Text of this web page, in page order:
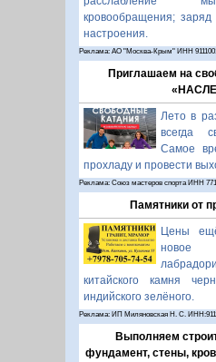
кровообращения; заряд
настроения.
Реклама: АО "Москва-Крым" ИНН
Приглашаем на
Лето в
всегда
Самое
прохладу и провести
Реклама: Союз мастеров спорта ИНН
Памятники от
Цены
новое
китайского камня
индийского зелёного.
Реклама: ИП Миляновская Н. С.
Выполняем
фундамент, стены,